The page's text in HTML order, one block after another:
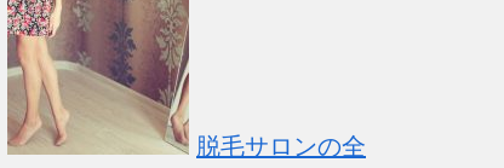
脱毛サロンの全